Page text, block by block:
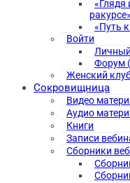
«Глядя
ракурсе»
«Путь
Войти
Форум
Женский
Сокровищница
Видео
Аудио
Книги
Записи
Сборники